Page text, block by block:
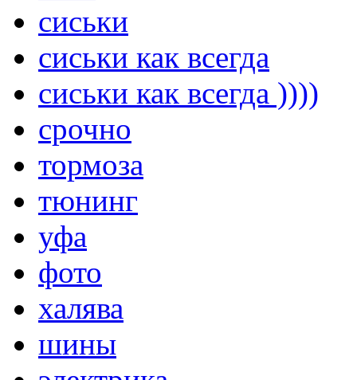
сиськи
сиськи как всегда
сиськи как всегда ))))
срочно
тормоза
тюнинг
уфа
фото
халява
шины